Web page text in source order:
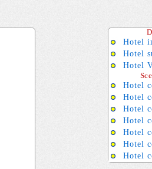
Hotel
Hotel
Hotel
Hotel
Hotel
Hotel
Hotel
Hotel
Hotel
Hotel